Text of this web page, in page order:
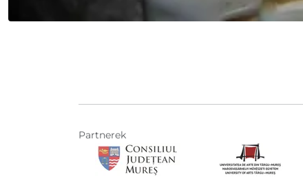
Partnerek